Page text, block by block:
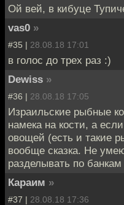
Ой вей, в кибуце
vas0 »
#35 | 28.08.18 17:01
в голос до трех раз :)
Dewiss »
#36 | 28.08.18 17:05
Израильские рыбные
намека на кости, а
овощей (есть и такие
вообще сказка. Не
разделывать по банкам
Караим »
#37 | 28.08.18 17:36